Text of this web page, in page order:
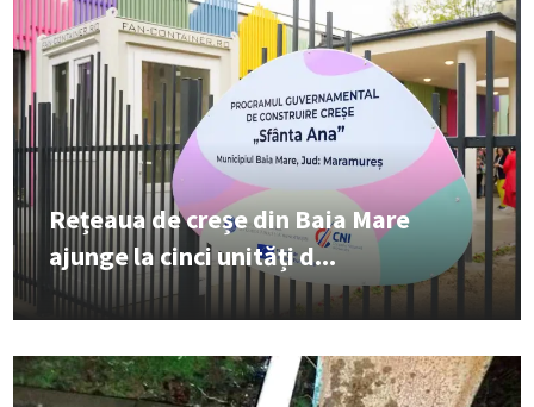
Rețeaua de creșe din Baia Mare
ajunge la cinci unități d...